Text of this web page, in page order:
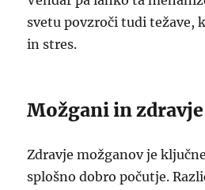
svetu povzroči tudi težave,
in stres.
Možgani in zdravje
Zdravje možganov je
splošno dobro počutje.